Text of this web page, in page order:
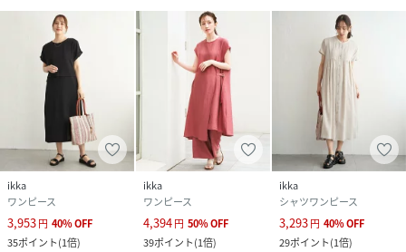
品番
RZ4964_51630036
51630036-09-07 RZ4964
ikka
ワンピース
3,953円 40%OFF
35ポイント(1倍)
ikka
ワンピース
4,394円 50%OFF
39ポイント(1倍)
ikka
シャツワンピース
3,293円 40%OFF
29ポイント(1倍)